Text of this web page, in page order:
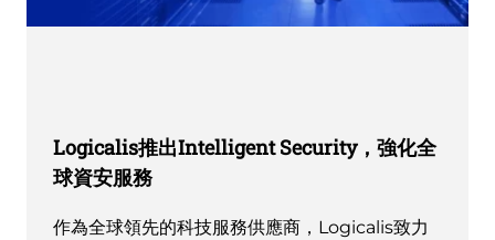
Logicalis推出Intelligent Security，強化全
球資安服務
作為全球領先的科技服務供應商，Logicalis致力